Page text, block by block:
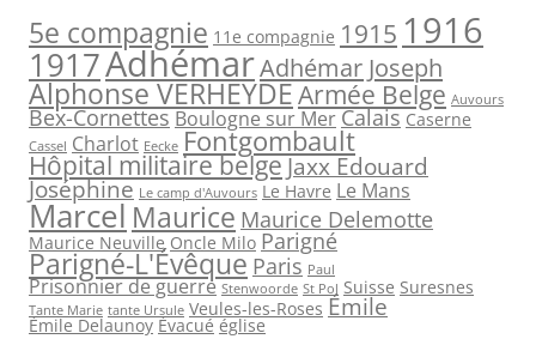
5e compagnie 11e compagnie 1915 1916
1917AdhémarAdhémar Joseph
Alphonse VERHEYDEArmée Belge Auvours
Bex-Cornettes Boulogne sur MerCalais Caserne
Cassel Charlot Eecke Fontgombault
Hôpital militaire belgeJaxx Edouard
Joséphine Le camp d'Auvours Le Havre Le Mans
Marcel Maurice Maurice Delemotte
Maurice Neuville Oncle Milo Parigné
Parigné-L'Évêque Paris Paul
Prisonnier de guerre Stenwoorde St Pol Suisse Suresnes
Tante Marie tante Ursule Veules-les-Roses Émile
Émile Delaunoy Évacué église